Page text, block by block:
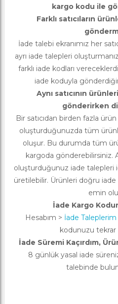
kargo kodu ile
Farklı satıcıların
İade talebi ekranımız her
ayrı iade talepleri
farklı iade kodları
iade koduyla
Aynı satıcının
gönderirken
Bir satıcıdan birden fazla
oluşturduğunuzda tüm
oluşur. Bu durumda tüm
kargoda gönderebilirsiniz.
oluşturduğunuz iade talepleri
üretilebilir. Ürünleri doğru
emin
İade Kargo
Hesabım > İade Taleplerim
kodunuzu tekrar
İade Süremi Kaçırdım,
8 günlük yasal iade
talebinde